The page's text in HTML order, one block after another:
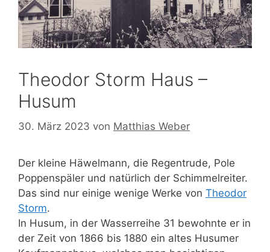
Theodor Storm Haus –
Husum
30. März 2023 von Matthias Weber
Der kleine Häwelmann, die Regentrude, Pole
Poppenspäler und natürlich der Schimmelreiter.
Das sind nur einige wenige Werke von Theodor
Storm.
In Husum, in der Wasserreihe 31 bewohnte er in
der Zeit von 1866 bis 1880 ein altes Husumer